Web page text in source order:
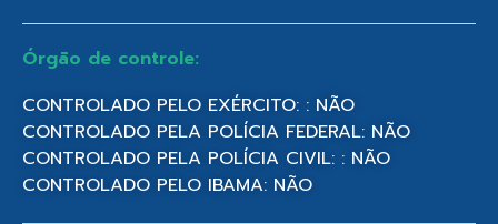
Órgão de controle:
CONTROLADO PELO EXÉRCITO: : NÃO
CONTROLADO PELA POLÍCIA FEDERAL: NÃO
CONTROLADO PELA POLÍCIA CIVIL: : NÃO
CONTROLADO PELO IBAMA: NÃO